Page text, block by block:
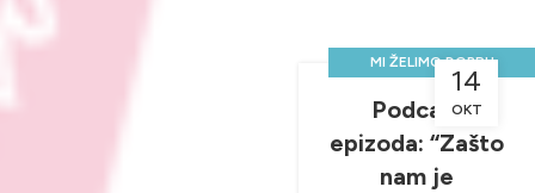
14
OKT
MI ŽELIMO DOBRU
PRAKSU, A VI?
NOVOSTI & PROJEKTI
PRAKTIČNA NASTAVA
Podcast
epizoda: “Zašto
nam je